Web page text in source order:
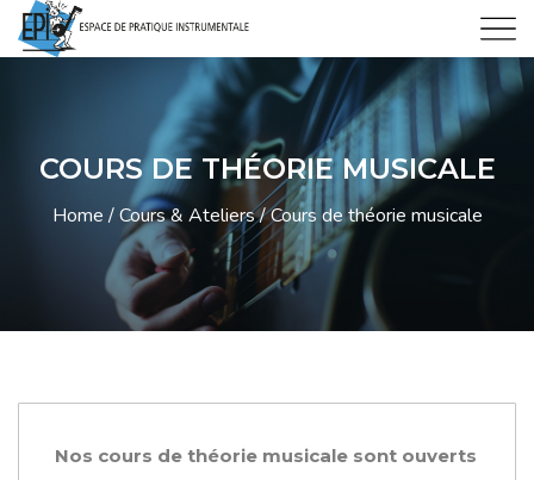
COURS DE THÉORIE MUSICALE
Home Cours & Ateliers Cours de théorie musicale
Nos cours de théorie musicale sont ouverts